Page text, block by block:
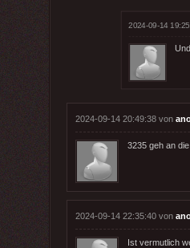
2024-09-14
2024-09-14 20:49:38 von
3235 geh an
2024-09-14 22:35:40 von
Ist vermutlich